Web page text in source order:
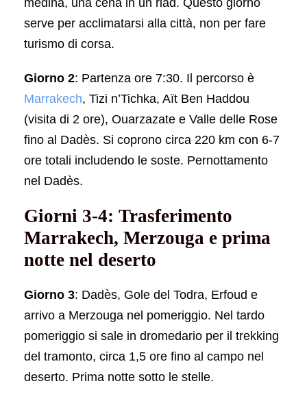
serve per acclimatarsi alla città, non per fare
turismo di corsa.
Giorno 2: Partenza ore 7:30. Il percorso è
Marrakech, Tizi n’Tichka, Aït Ben Haddou
(visita di 2 ore), Ouarzazate e Valle delle Rose
fino al Dadès. Si coprono circa 220 km con 6-7
ore totali includendo le soste. Pernottamento
nel Dadès.
Giorni 3-4: Trasferimento
Marrakech, Merzouga e prima
notte nel deserto
Giorno 3: Dadès, Gole del Todra, Erfoud e
arrivo a Merzouga nel pomeriggio. Nel tardo
pomeriggio si sale in dromedario per il trekking
del tramonto, circa 1,5 ore fino al campo nel
deserto. Prima notte sotto le stelle.